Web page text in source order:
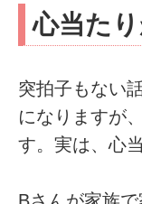
心当た
突拍子もない
になりますが
す。実は、心